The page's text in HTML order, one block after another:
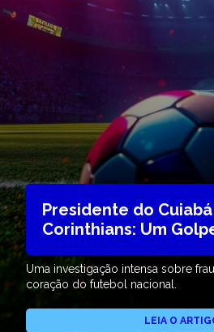
Presidente do
Corinthians: Um
Uma investigação intensa sobre
coração do futebol nacional.
LEIA O